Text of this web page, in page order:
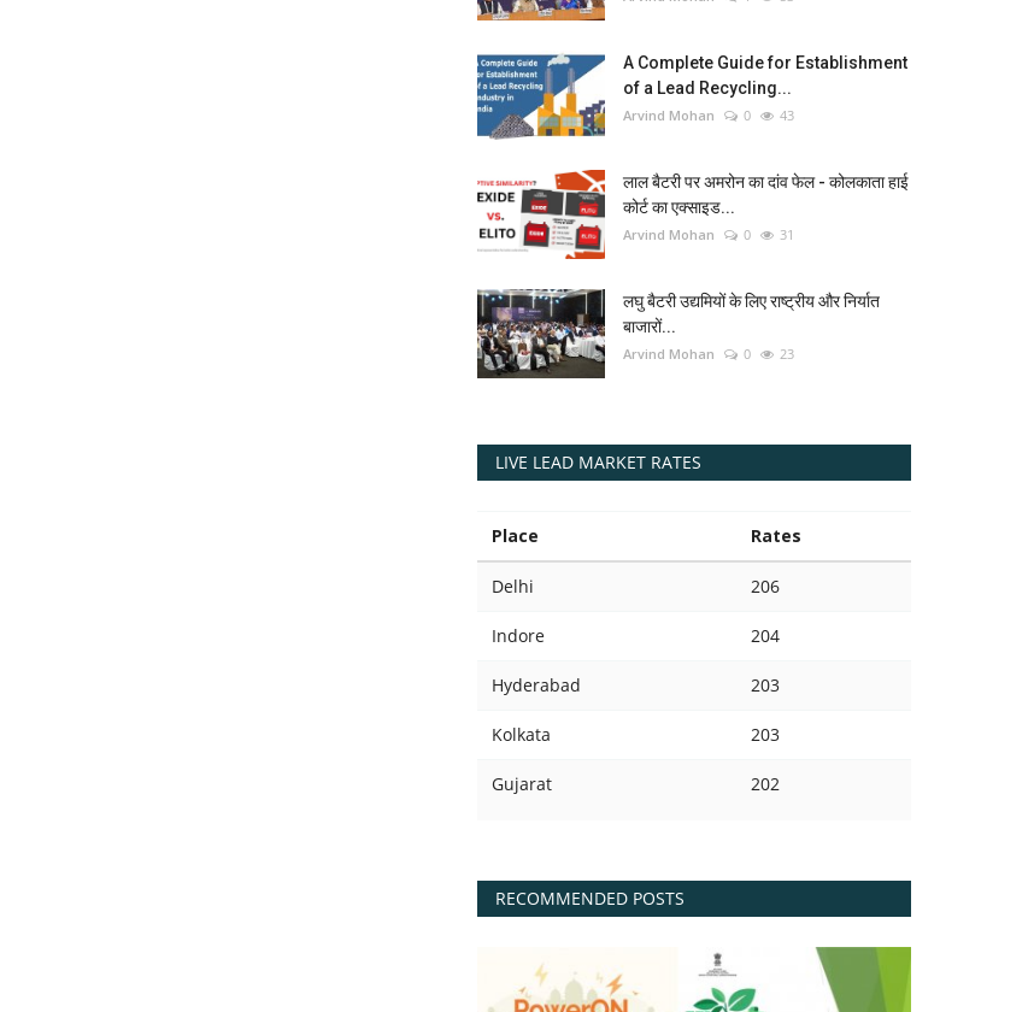
A Complete Guide for Establishment
of a Lead Recycling...
Arvind Mohan 0 43
लाल बैटरी पर अमरोन का दांव फेल - कोलकाता हाई
कोर्ट का एक्साइड...
Arvind Mohan 0 31
लघु बैटरी उद्यमियों के लिए राष्ट्रीय और निर्यात
बाजारों...
Arvind Mohan 0 23
LIVE LEAD MARKET RATES
Place Rates
Delhi 206
Indore 204
Hyderabad 203
Kolkata 203
Gujarat 202
RECOMMENDED POSTS